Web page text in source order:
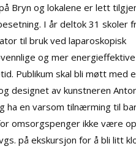
Bryn og lokalene er lett
I år deltok 31 skoler
til bruk ved laparoskopisk
og mer energieffektive
Publikum skal bli møtt med
designet av kunstneren
ha en varsom tilnærming til
omsorgspenger ikke være
på ekskursjon for å bli litt